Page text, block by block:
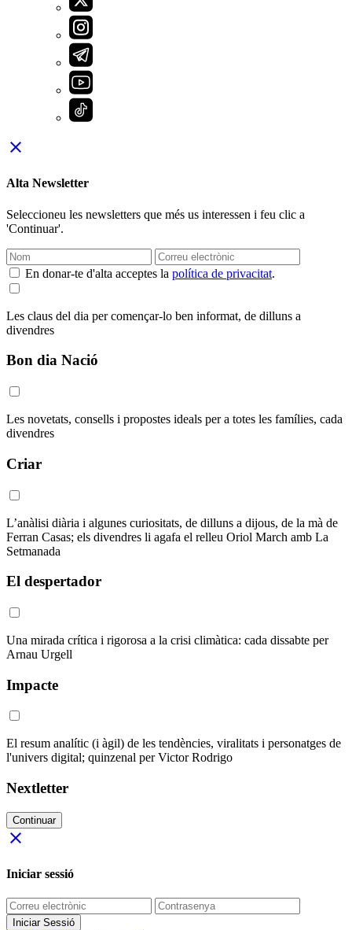
close
Alta Newsletter
Seleccioneu les newsletters que més us interessen i feu clic a
'Continuar'.
En donar-te d'alta acceptes la política de privacitat.
Les claus del dia per començar-lo ben informat, de dilluns a
divendres
Bon dia Nació
Les novetats, consells i propostes ideals per a totes les famílies, cada
divendres
Criar
L’anàlisi diària i algunes curiositats, de dilluns a dijous, de la mà de
Ferran Casas; els divendres li agafa el relleu Oriol March amb La
Setmanada
El despertador
Una mirada crítica i rigorosa a la crisi climàtica: cada dissabte per
Arnau Urgell
Impacte
El resum analític (i àgil) de les tendències, viralitats i personatges de
l'univers digital; quinzenal per Victor Rodrigo
Nextletter
Continuar
close
Iniciar sessió
Iniciar Sessió